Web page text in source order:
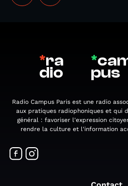
*ra
dio
*
pus
Radio Campus Paris est une radio
aux pratiques radiophoniques et qui
général : favoriser l'expression
rendre la culture et l'information